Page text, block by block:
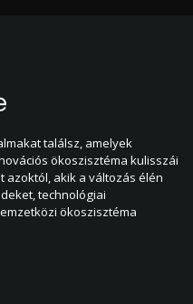
találsz, amelyek
ökoszisztéma kulisszái
akik a változás élén
technológiai
ökoszisztéma